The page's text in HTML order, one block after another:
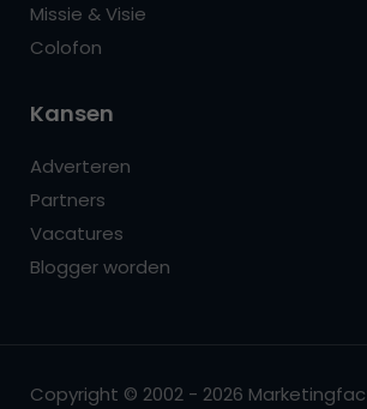
Missie & Visie
Colofon
Kansen
Adverteren
Partners
Vacatures
Blogger worden
Copyright © 2002 - 2026